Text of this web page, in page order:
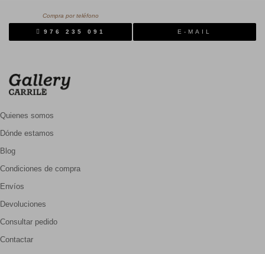
Compra por teléfono
976 235 091 E-MAIL
Quienes somos
Dónde estamos
Blog
Condiciones de compra
Envíos
Devoluciones
Consultar pedido
Contactar